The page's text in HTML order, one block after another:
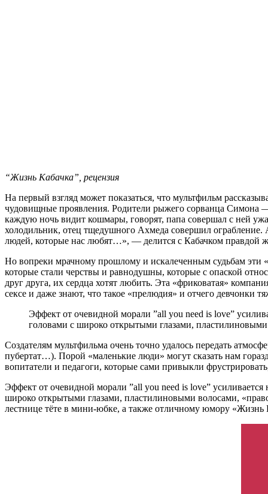
“Жизнь Кабачка”, рецензия
На первый взгляд может показаться, что мультфильм
чудовищные проявления. Родители рыжего сорванца Симона
каждую ночь видит кошмары, говорят, папа совершал с ней
холодильник, отец тщедушного Ахмеда совершил ограбление.
людей, которые нас любят…», — делится с Кабачком правдой
Но вопреки мрачному прошлому и искалеченным судьбам эти
которые стали черствы и равнодушны, которые с опаской
друг друга, их сердца хотят любить. Эта «фриковатая»
сексе и даже знают, что такое «прелюдия» и отчего девчонки
Эффект от очевидной морали ”all you need is love”
головами с широко открытыми глазами,
Создателям мультфильма очень точно удалось передать
пубертат…). Порой «маленькие люди» могут сказать нам
вопитатели и педагоги, которые сами привыкли
Эффект от очевидной морали ”all you need is love”
широко открытыми глазами, пластилиновыми волосами,
лестнице тёте в мини-юбке, а также отличному юмору